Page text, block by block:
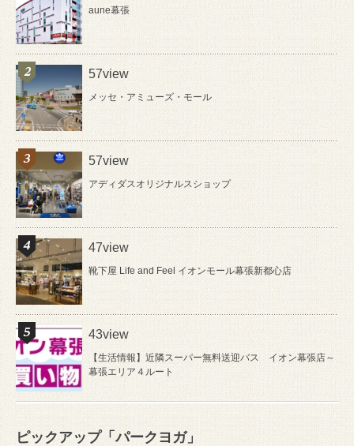
aune幕張
57view
メッセ・アミューズ・モール
57view
アディダスオリジナルスショップ
47view
靴下屋 Life and Feel イオンモール幕張新都心店
43view
【生活情報】近隣スーパー無料送迎バス イオン幕張店～
幕張エリア４ルート
ピックアップ「パークヨガ」